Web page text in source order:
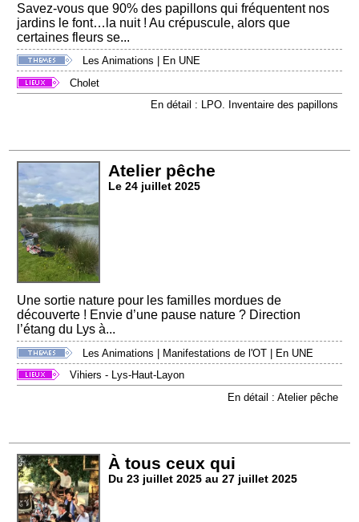
Savez-vous que 90% des papillons qui fréquentent nos
jardins le font…la nuit ! Au crépuscule, alors que
certaines fleurs se...
Les Animations
En UNE
Cholet
En détail : LPO. Inventaire des papillons
Atelier pêche
Le 24 juillet 2025
Une sortie nature pour les familles mordues de
découverte ! Envie d’une pause nature ? Direction
l’étang du Lys à...
Les Animations Manifestations de l'OT
En UNE
Vihiers - Lys-Haut-Layon
En détail : Atelier pêche
À tous ceux qui
Du 23 juillet 2025 au 27 juillet 2025